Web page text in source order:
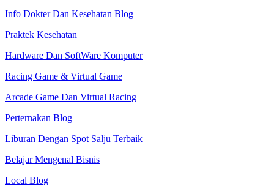
Info Dokter Dan Kesehatan Blog
Praktek Kesehatan
Hardware Dan SoftWare Komputer
Racing Game & Virtual Game
Arcade Game Dan Virtual Racing
Perternakan Blog
Liburan Dengan Spot Salju Terbaik
Belajar Mengenal Bisnis
Local Blog